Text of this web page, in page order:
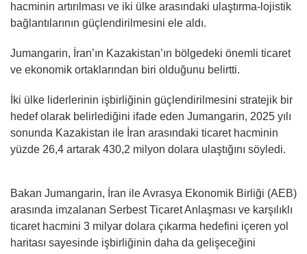
hacminin artırılması ve iki ülke arasındaki ulaştırma-lojistik
bağlantılarının güçlendirilmesini ele aldı.
Jumangarin, İran’ın Kazakistan’ın bölgedeki önemli ticaret
ve ekonomik ortaklarından biri olduğunu belirtti.
İki ülke liderlerinin işbirliğinin güçlendirilmesini stratejik bir
hedef olarak belirlediğini ifade eden Jumangarin, 2025 yılı
sonunda Kazakistan ile İran arasındaki ticaret hacminin
yüzde 26,4 artarak 430,2 milyon dolara ulaştığını söyledi.
Bakan Jumangarin, İran ile Avrasya Ekonomik Birliği (AEB)
arasında imzalanan Serbest Ticaret Anlaşması ve karşılıklı
ticaret hacmini 3 milyar dolara çıkarma hedefini içeren yol
haritası sayesinde işbirliğinin daha da gelişeceğini